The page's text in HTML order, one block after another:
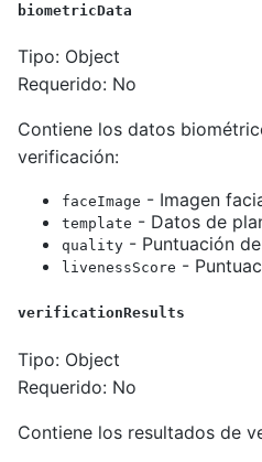
biometricData
Tipo: Object
Requerido: No
Contiene los datos
verificación:
faceImage - Imagen
template - Datos de
quality - Puntuación
livenessScore -
verificationResults
Tipo: Object
Requerido: No
Contiene los resultados de